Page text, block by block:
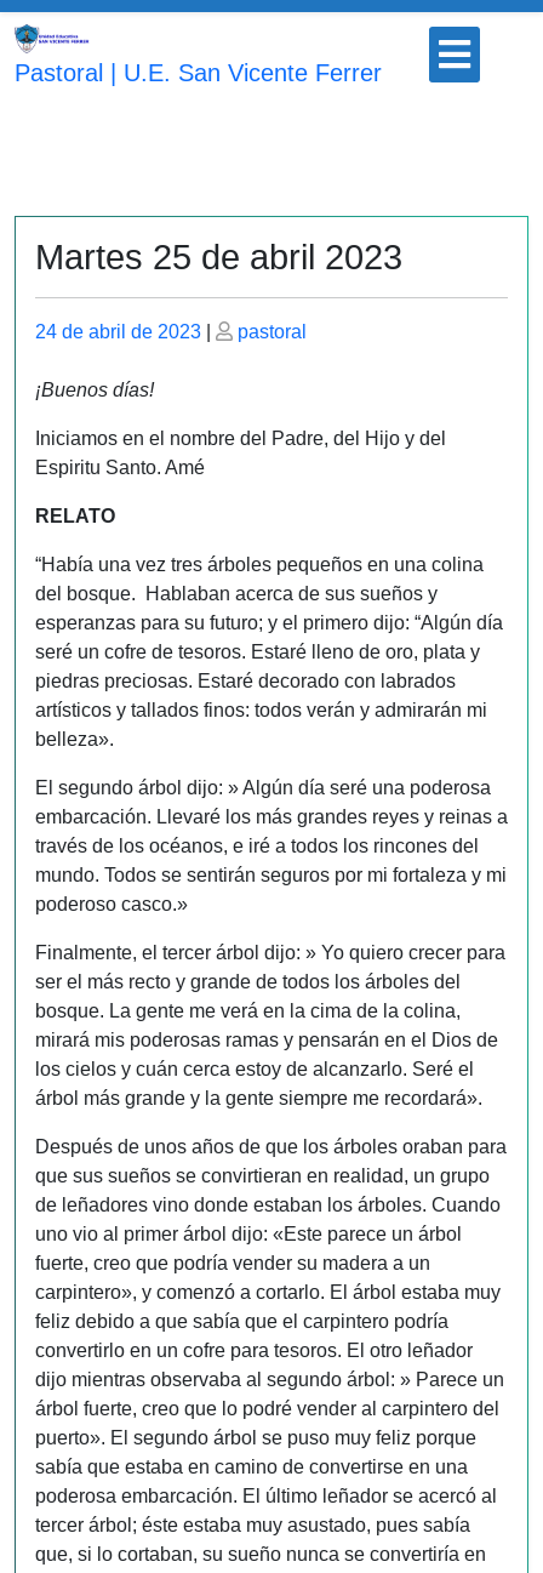
Saltar
contenido
Pastoral | U.E. San Vicente Ferrer
Botón
abrir
Martes 25 de abril 2023
Publicado
24 de abril de 2023
Publicado
pastoral
¡Buenos días!
Iniciamos en el nombre del Padre, del Hijo y del
Espiritu Santo. Amé
RELATO
“Había una vez tres árboles pequeños en una colina
del bosque. Hablaban acerca de sus sueños y
esperanzas para su futuro; y el primero dijo: “Algún día
seré un cofre de tesoros. Estaré lleno de oro, plata y
piedras preciosas. Estaré decorado con labrados
artísticos y tallados finos: todos verán y admirarán mi
belleza».
El segundo árbol dijo: » Algún día seré una poderosa
embarcación. Llevaré los más grandes reyes y reinas a
través de los océanos, e iré a todos los rincones del
mundo. Todos se sentirán seguros por mi fortaleza y mi
poderoso casco.»
Finalmente, el tercer árbol dijo: » Yo quiero crecer para
ser el más recto y grande de todos los árboles del
bosque. La gente me verá en la cima de la colina,
mirará mis poderosas ramas y pensarán en el Dios de
los cielos y cuán cerca estoy de alcanzarlo. Seré el
árbol más grande y la gente siempre me recordará».
Después de unos años de que los árboles oraban para
que sus sueños se convirtieran en realidad, un grupo
de leñadores vino donde estaban los árboles. Cuando
uno vio al primer árbol dijo: «Este parece un árbol
fuerte, creo que podría vender su madera a un
carpintero», y comenzó a cortarlo. El árbol estaba muy
feliz debido a que sabía que el carpintero podría
convertirlo en un cofre para tesoros. El otro leñador
dijo mientras observaba al segundo árbol: » Parece un
árbol fuerte, creo que lo podré vender al carpintero del
puerto». El segundo árbol se puso muy feliz porque
sabía que estaba en camino de convertirse en una
poderosa embarcación. El último leñador se acercó al
tercer árbol; éste estaba muy asustado, pues sabía
que, si lo cortaban, su sueño nunca se convertiría en